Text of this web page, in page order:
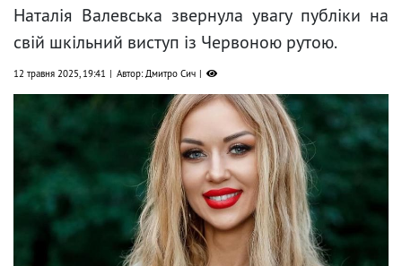
Наталія Валевська звернула увагу публіки на
свій шкільний виступ із Червоною рутою.
12 травня 2025, 19:41 Автор: Дмитро Сич